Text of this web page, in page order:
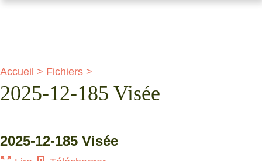
Accueil > Fichiers >
2025-12-185 Visée
2025-12-185 Visée